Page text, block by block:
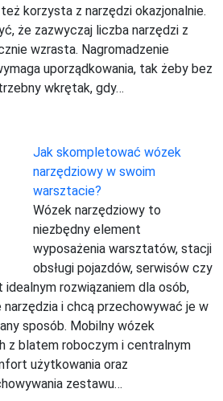
korzysta z narzędzi okazjonalnie.
że zazwyczaj liczba narzędzi z
wzrasta. Nagromadzenie
uporządkowania, tak żeby bez
wkrętak, gdy…
Jak skompletować wózek
narzędziowy w swoim
warsztacie?
Wózek narzędziowy to
niezbędny element
wyposażenia warsztatów, stacji
obsługi pojazdów, serwisów czy
rozwiązaniem dla osób,
narzędzia i chcą przechowywać je w
sposób. Mobilny wózek
z blatem roboczym i centralnym
użytkowania oraz
zestawu…